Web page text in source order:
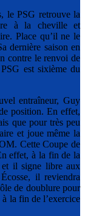
le PSG retrouve la
à la cheville et
Place qu’il ne le
dernière saison en
contre le renvoi de
est sixième du
entraîneur, Guy
position. En effet,
que pour très peu
et joue même la
Cette Coupe de
effet, à la fin de la
et il signe libre aux
il reviendra
de doublure pour
la fin de l’exercice